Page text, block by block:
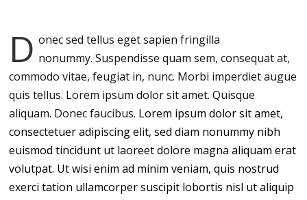
D onec sed tellus eget sapien fringilla
nonummy.Suspendisse quam sem, consequat at,
commodo vitae, feugiat in, nunc. Morbi imperdiet augue
quis tellus. Lorem ipsum dolor sit amet. Quisque
aliquam. Donec faucibus. Lorem ipsum dolor sit amet,
consectetuer adipiscing elit, sed diam nonummy nibh
euismod tincidunt ut laoreet dolore magna aliquam erat
volutpat. Ut wisi enim ad minim veniam, quis nostrud
exerci tation ullamcorper suscipit lobortis nisl ut aliquip